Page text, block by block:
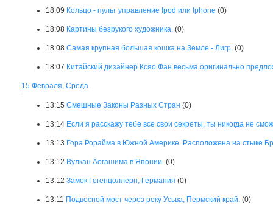
18:09 Кольцо - пульт управление Ipod или Iphone (0)
18:08 Картины безрукого художника. (0)
18:08 Самая крупная большая кошка на Земле - Лигр. (0)
18:07 Китайский дизайнер Ксяо Фан весьма оригинально
15 Февраля, Среда
13:15 Смешные Законы Разных Стран (0)
13:14 Если я расскажу тебе все свои секреты, ты никогда не
13:13 Гора Рорайма в Южной Америке. Расположена на стыке
13:12 Вулкан Аогашима в Японии. (0)
13:12 Замок Гогенцоллерн, Германия (0)
13:11 Подвесной мост через реку Усьва, Пермский край. (0)